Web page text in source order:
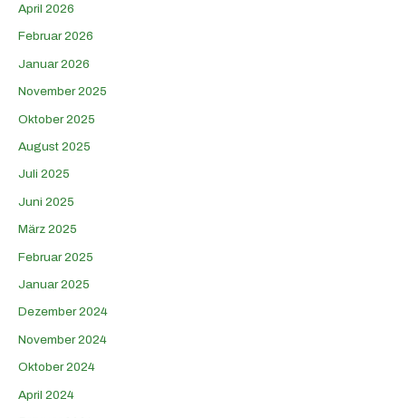
April 2026
Februar 2026
Januar 2026
November 2025
Oktober 2025
August 2025
Juli 2025
Juni 2025
März 2025
Februar 2025
Januar 2025
Dezember 2024
November 2024
Oktober 2024
April 2024